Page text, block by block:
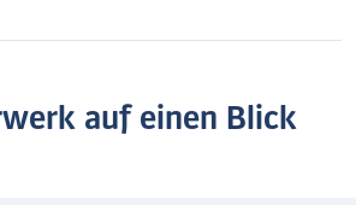
auf einen Blick